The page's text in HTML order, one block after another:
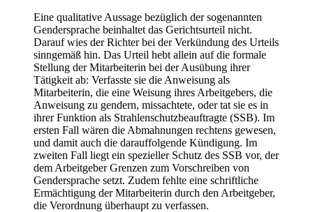
Eine qualitative Aussage bezüglich der sogenannten
Gendersprache beinhaltet das Gerichtsurteil nicht.
Darauf wies der Richter bei der Verkündung des Urteils
sinngemäß hin. Das Urteil hebt allein auf die formale
Stellung der Mitarbeiterin bei der Ausübung ihrer
Tätigkeit ab: Verfasste sie die Anweisung als
Mitarbeiterin, die eine Weisung ihres Arbeitgebers, die
Anweisung zu gendern, missachtete, oder tat sie es in
ihrer Funktion als Strahlenschutzbeauftragte (SSB). Im
ersten Fall wären die Abmahnungen rechtens gewesen,
und damit auch die darauffolgende Kündigung. Im
zweiten Fall liegt ein spezieller Schutz des SSB vor, der
dem Arbeitgeber Grenzen zum Vorschreiben von
Gendersprache setzt. Zudem fehlte eine schriftliche
Ermächtigung der Mitarbeiterin durch den Arbeitgeber,
die Verordnung überhaupt zu verfassen.